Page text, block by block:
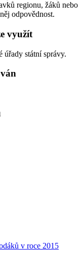
regionu, žáků nebo
odpovědnost.
využít
úřady státní správy.
v roce 2015